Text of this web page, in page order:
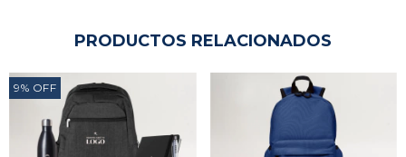
PRODUCTOS RELACIONADOS
9% OFF